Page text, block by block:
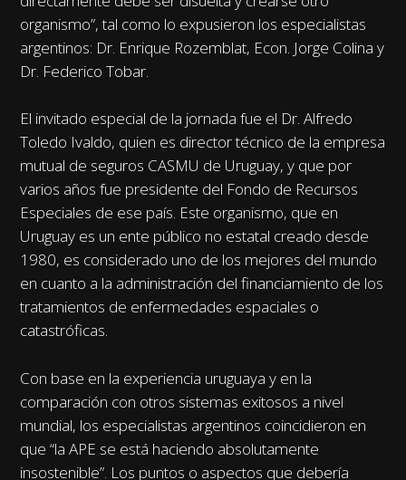
organismo”, tal como lo expusieron los especialistas
argentinos: Dr. Enrique Rozemblat, Econ. Jorge Colina y
Dr. Federico Tobar.
El invitado especial de la jornada fue el Dr. Alfredo
Toledo Ivaldo, quien es director técnico de la empresa
mutual de seguros CASMU de Uruguay, y que por
varios años fue presidente del Fondo de Recursos
Especiales de ese país. Este organismo, que en
Uruguay es un ente público no estatal creado desde
1980, es considerado uno de los mejores del mundo
en cuanto a la administración del financiamiento de los
tratamientos de enfermedades espaciales o
catastróficas.
Con base en la experiencia uruguaya y en la
comparación con otros sistemas exitosos a nivel
mundial, los especialistas argentinos coincidieron en
que “la APE se está haciendo absolutamente
insostenible”. Los puntos o aspectos que debería